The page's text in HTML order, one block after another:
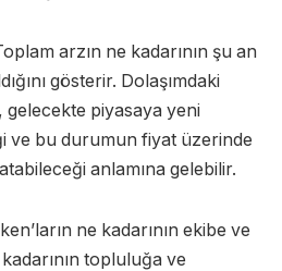
arzın ne kadarının şu an
gösterir. Dolaşımdaki
gelecekte piyasaya yeni
ve bu durumun fiyat üzerinde
anlamına gelebilir.
ne kadarının ekibe ve
topluluğa ve